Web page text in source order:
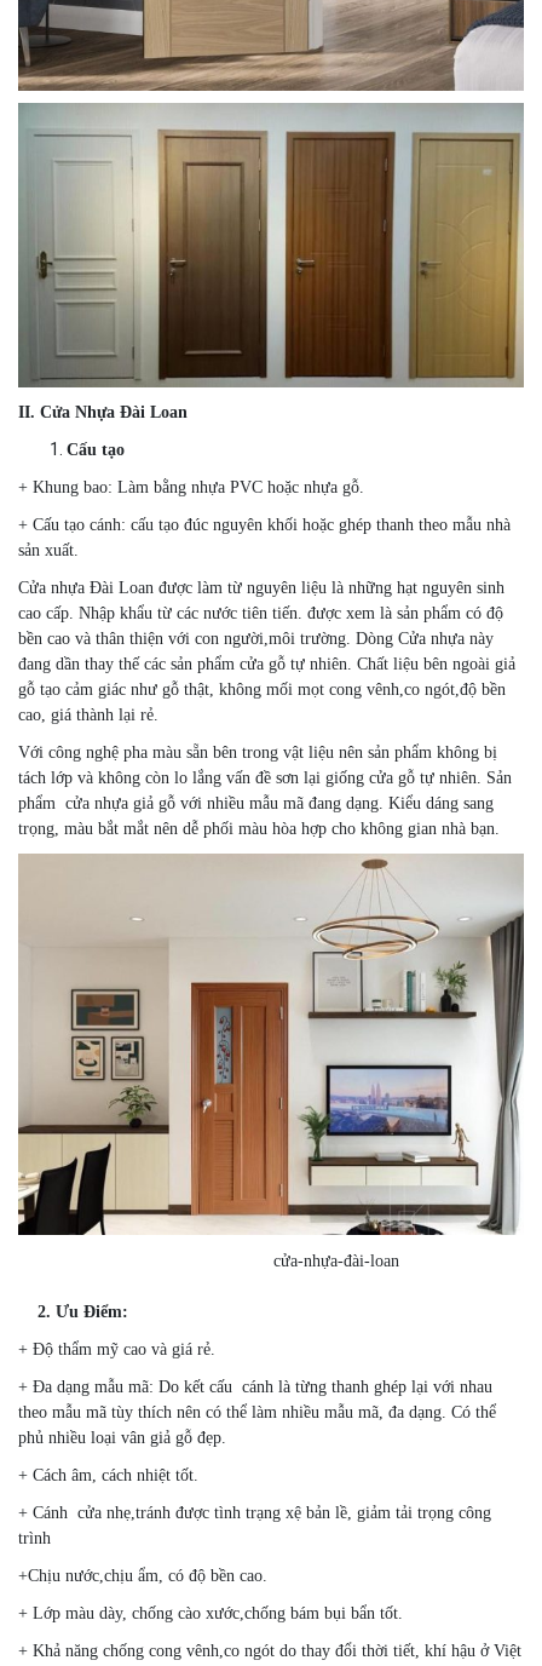
II. Cửa Nhựa Đài Loan
Cấu tạo
+ Khung bao: Làm bằng nhựa PVC hoặc nhựa gỗ.
+ Cấu tạo cánh: cấu tạo đúc nguyên khối hoặc ghép thanh theo mẫu nhà
sản xuất.
Cửa nhựa Đài Loan được làm từ nguyên liệu là những hạt nguyên sinh
cao cấp. Nhập khẩu từ các nước tiên tiến. được xem là sản phẩm có độ
bền cao và thân thiện với con người,môi trường. Dòng Cửa nhựa này
đang dần thay thế các sản phẩm cửa gỗ tự nhiên. Chất liệu bên ngoài giả
gỗ tạo cảm giác như gỗ thật, không mối mọt cong vênh,co ngót,độ bền
cao, giá thành lại rẻ.
Với công nghệ pha màu sẵn bên trong vật liệu nên sản phẩm không bị
tách lớp và không còn lo lắng vấn đề sơn lại giống cửa gỗ tự nhiên. Sản
phẩm cửa nhựa giả gỗ với nhiều mẫu mã đang dạng. Kiểu dáng sang
trọng, màu bắt mắt nên dễ phối màu hòa hợp cho không gian nhà bạn.
cửa-nhựa-đài-loan
2. Ưu Điểm:
+ Độ thẩm mỹ cao và giá rẻ.
+ Đa dạng mẫu mã: Do kết cấu cánh là từng thanh ghép lại với nhau
theo mẫu mã tùy thích nên có thể làm nhiều mẫu mã, đa dạng. Có thể
phủ nhiều loại vân giả gỗ đẹp.
+ Cách âm, cách nhiệt tốt.
+ Cánh cửa nhẹ,tránh được tình trạng xệ bản lề, giảm tải trọng công
trình
+Chịu nước,chịu ẩm, có độ bền cao.
+ Lớp màu dày, chống cào xước,chống bám bụi bẩn tốt.
+ Khả năng chống cong vênh,co ngót do thay đổi thời tiết, khí hậu ở Việt